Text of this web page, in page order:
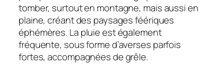
tomber, surtout en montagne, mais aussi en
plaine, créant des paysages féériques
éphémères. La pluie est également
fréquente, sous forme d’averses parfois
fortes, accompagnées de grêle.